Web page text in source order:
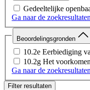
Gedeeltelijke
Ga naar de zoekresultaten
Beoordelingsgronden
10.2e Eerbiediging
10.2g Het
Ga naar de zoekresultaten
Filter resultaten